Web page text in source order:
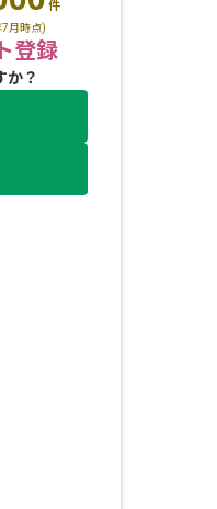
件
月時点)
登録
か？